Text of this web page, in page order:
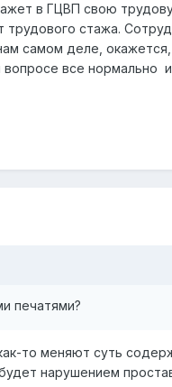
в ГЦВП свою
трудового стажа.
самом деле,
вопросе все нормально
печатями?
то меняют суть
нарушением